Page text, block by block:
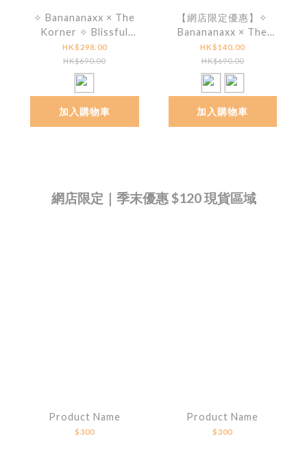
✧ Banananaxx × The
Korner ✧ Blissful
Teddy Sneakers
HK$298.00
HK$690.00
加入購物車
【網店限定優惠】✧
Banananaxx × The
Korner ✧ Blissful Knit
Boots
HK$140.00
HK$690.00
加入購物車
網店限定｜季末優惠 $120 現貨區域
Product Name
$300
Product Name
$300